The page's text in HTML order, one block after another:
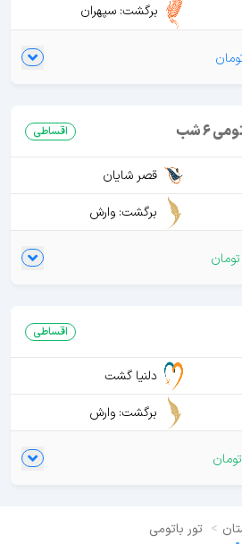
برگشت: سپهران
6 شب اقساطی
قصر شایان
برگشت: وارش
اقساطی
دلنیا گشت
برگشت: وارش
تور باتومی